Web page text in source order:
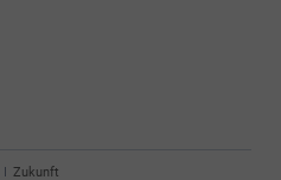
Zukunft